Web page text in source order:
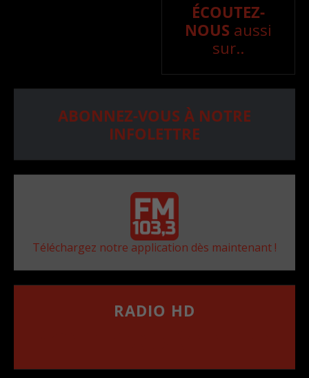
ÉCOUTEZ-
NOUS aussi
sur..
ABONNEZ-VOUS À NOTRE
INFOLETTRE
Téléchargez notre application dès maintenant !
RADIO HD